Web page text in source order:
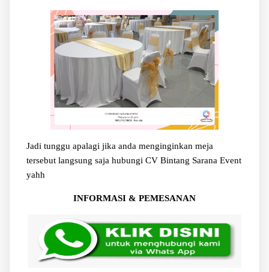
Jadi tunggu apalagi jika anda menginginkan meja
tersebut langsung saja hubungi CV Bintang Sarana Event
yahh
INFORMASI & PEMESANAN